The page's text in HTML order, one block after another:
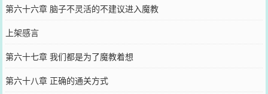
第六十六章 脑子不灵活的不建议进入魔教
上架感言
第六十七章 我们都是为了魔教着想
第六十八章 正确的通关方式